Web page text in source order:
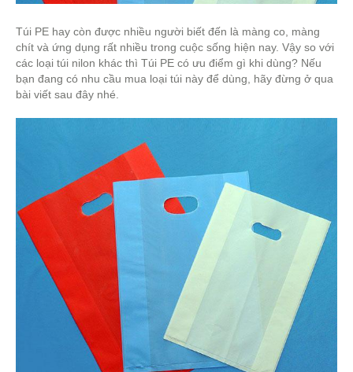
Túi PE hay còn được nhiều người biết đến là màng co, màng
chít và ứng dụng rất nhiều trong cuộc sống hiện nay. Vậy so với
các loại túi nilon khác thì Túi PE có ưu điểm gì khi dùng? Nếu
bạn đang có nhu cầu mua loại túi này để dùng, hãy đừng ở qua
bài viết sau đây nhé.